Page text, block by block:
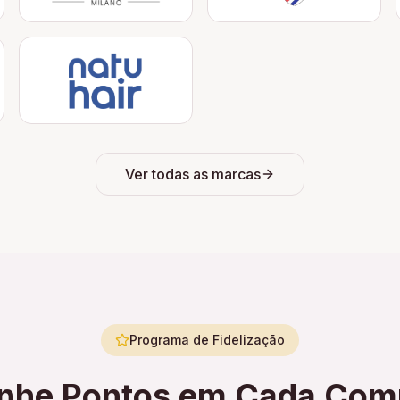
Ver todas as marcas
Programa de Fidelização